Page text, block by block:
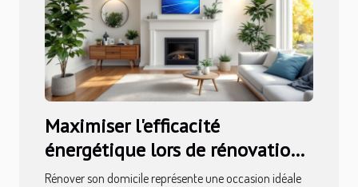
Maximiser l'efficacité
énergétique lors de rénovations
domiciliaires
Rénover son domicile représente une occasion idéale